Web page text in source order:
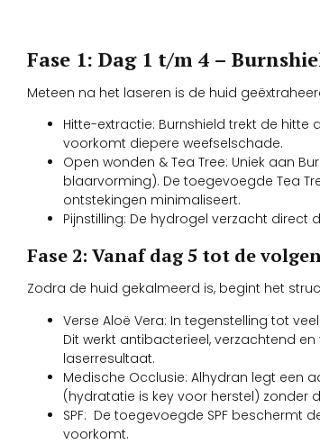
Fase 1: Dag 1 t/m 4 –
Meteen na het laseren is de huid
Hitte-extractie: Burnshield trekt de
voorkomt diepere weefselschade.
Open wonden & Tea Tree: Uniek aan
blaarvorming). De toegevoegde Tea
ontstekingen minimaliseert.
Pijnstilling: De hydrogel verzacht
Fase 2: Vanaf dag 5 tot de
Zodra de huid gekalmeerd is, begint het
Verse Aloë Vera: In tegenstelling tot
Dit werkt antibacterieel, verzachtend
laserresultaat.
Medische Occlusie: Alhydran legt een
(hydratatie is key voor herstel) zonder
SPF: De toegevoegde SPF beschermt
voorkomt.